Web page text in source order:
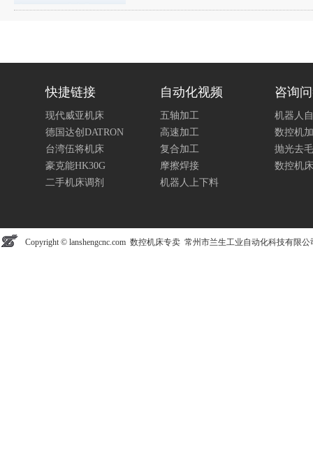
快捷链接
现代威亚机床
德国达创DATRON
台湾伍将机床
豪克能HK30G
二手机床调剂
自动化视频
五轴加工
高速加工
复合加工
摩擦焊接
机器人上下料
咨询
机器人
数控机
抛光去
数控机
Copyright © lanshengcnc.com 数控机床专卖 常州市兰生工业自动化科技有限